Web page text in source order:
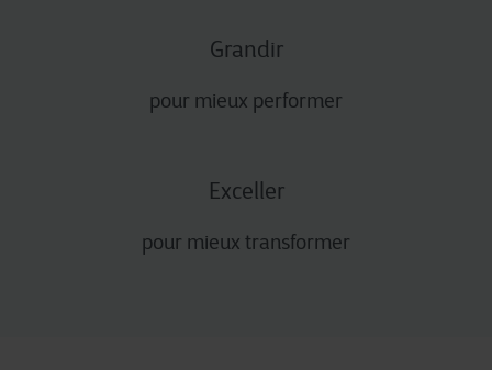
Grandir
pour mieux performer
Exceller
pour mieux transformer